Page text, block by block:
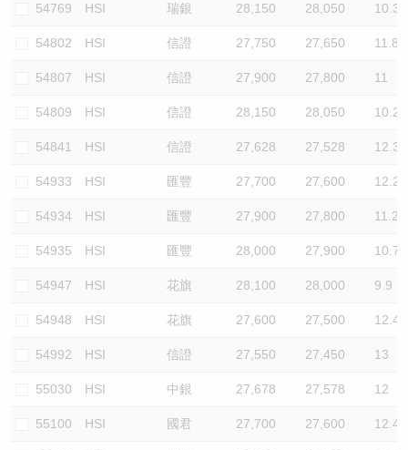
54769 HSI 瑞銀 28,150 28,050 10.3
54802 HSI 信證 27,750 27,650 11.8
54807 HSI 信證 27,900 27,800 11
54809 HSI 信證 28,150 28,050 10.2
54841 HSI 信證 27,628 27,528 12.3
54933 HSI 匯豐 27,700 27,600 12.2
54934 HSI 匯豐 27,900 27,800 11.2
54935 HSI 匯豐 28,000 27,900 10.7
54947 HSI 花旗 28,100 28,000 9.9
54948 HSI 花旗 27,600 27,500 12.4
54992 HSI 信證 27,550 27,450 13
55030 HSI 中銀 27,678 27,578 12
55100 HSI 國君 27,700 27,600 12.4